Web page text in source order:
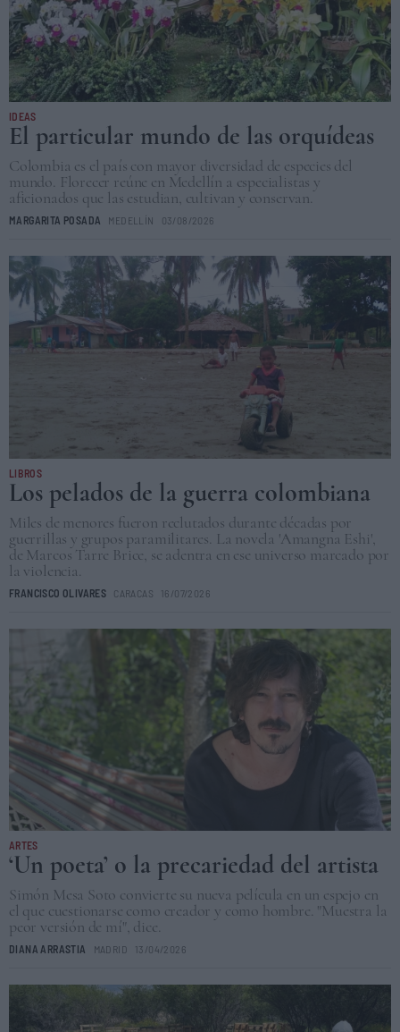
IDEAS
El particular mundo de las orquídeas
Colombia es el país con mayor diversidad de especies del
mundo. Florecer reúne en Medellín a especialistas y
aficionados que las estudian, cultivan y conservan.
MARGARITA POSADA MEDELLÍN 03/08/2026
LIBROS
Los pelados de la guerra colombiana
Miles de menores fueron reclutados durante décadas por
guerrillas y grupos paramilitares. La novela 'Amangna Eshi',
de Marcos Tarre Brice, se adentra en ese universo marcado por
la violencia.
FRANCISCO OLIVARES CARACAS 16/07/2026
ARTES
‘Un poeta’ o la precariedad del artista
Simón Mesa Soto convierte su nueva película en un espejo en
el que cuestionarse como creador y como hombre. "Muestra la
peor versión de mí", dice.
DIANA ARRASTIA MADRID 13/04/2026